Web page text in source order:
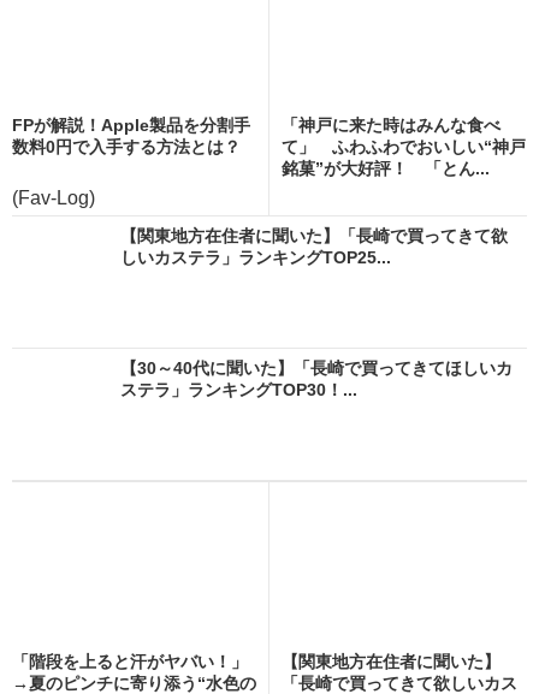
FPが解説！Apple製品を分割手
数料0円で入手する方法とは？
(Fav-Log)
「神戸に来た時はみんな食べ
て」 ふわふわでおいしい“神戸
銘菓”が大好評！ 「とん...
【関東地方在住者に聞いた】「長崎で買ってきて欲
しいカステラ」ランキングTOP25...
【30～40代に聞いた】「長崎で買ってきてほしいカ
ステラ」ランキングTOP30！...
「階段を上ると汗がヤバい！」
→夏のピンチに寄り添う“水色の
【関東地方在住者に聞いた】
「長崎で買ってきて欲しいカス